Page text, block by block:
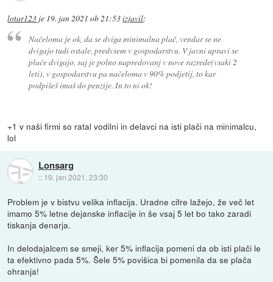
lotar123 je 19. jan 2021 ob 21:53izjavil:
Načeloma je ok, da se dviga minimalna plač, vendar se ne
dvigajo tudi ostale, predvsem v gospodarstvu. V javni upravi se
plače dvigajo, saj je polno napredovanj v nove razrede(vsaki 2
leti), v gospodarstvu pa načeloma v 90% podjetij, to kar
podpišeš imaš do penzije. In to ni ok!
+1 v naši firmi so ratal vodilni in delavci na isti plači na minimalcu,
lol
Lonsarg
:: 19. jan 2021, 23:30
Problem je v bistvu velika inflacija. Uradne cifre lažejo, že več let
imamo 5% letne dejanske inflacije in še vsaj 5 let bo tako zaradi
tiskanja denarja.
In delodajalcem se smeji, ker 5% inflacija pomeni da ob isti plači le
ta efektivno pada 5%. Šele 5% povišica bi pomenila da se plača
ohranja!